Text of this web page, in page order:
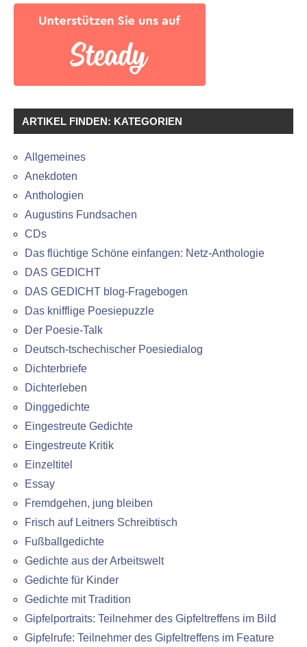
ARTIKEL FINDEN: KATEGORIEN
Allgemeines
Anekdoten
Anthologien
Augustins Fundsachen
CDs
Das flüchtige Schöne einfangen: Netz-Anthologie
DAS GEDICHT
DAS GEDICHT blog-Fragebogen
Das knifflige Poesiepuzzle
Der Poesie-Talk
Deutsch-tschechischer Poesiedialog
Dichterbriefe
Dichterleben
Dinggedichte
Eingestreute Gedichte
Eingestreute Kritik
Einzeltitel
Essay
Fremdgehen, jung bleiben
Frisch auf Leitners Schreibtisch
Fußballgedichte
Gedichte aus der Arbeitswelt
Gedichte für Kinder
Gedichte mit Tradition
Gipfelportraits: Teilnehmer des Gipfeltreffens im Bild
Gipfelrufe: Teilnehmer des Gipfeltreffens im Feature